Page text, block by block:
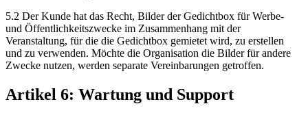
5.2 Der Kunde hat das Recht, Bilder der Gedichtbox für Werbe-
und Öffentlichkeitszwecke im Zusammenhang mit der
Veranstaltung, für die die Gedichtbox gemietet wird, zu erstellen
und zu verwenden. Möchte die Organisation die Bilder für andere
Zwecke nutzen, werden separate Vereinbarungen getroffen.
Artikel 6: Wartung und Support